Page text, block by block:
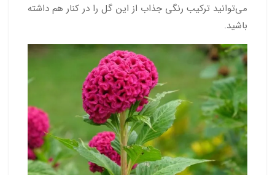
می‌توانید ترکیب رنگی جذاب از این گل را در کنار هم داشته
باشید.